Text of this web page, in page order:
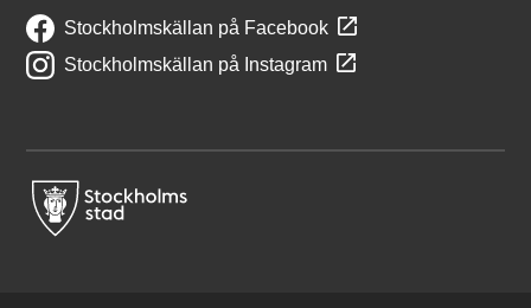
Stockholmskällan på Facebook
Stockholmskällan på Instagram